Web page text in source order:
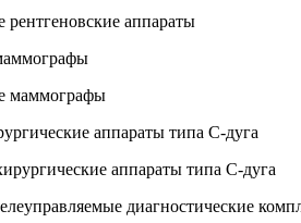
аппараты типа C-дуга
диагностические